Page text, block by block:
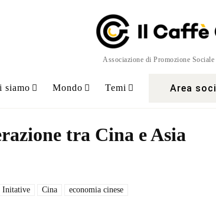
Associazione di Promozione
siamo Mondo Temi Area soci
tra Cina e Asia
Initative Cina economia cinese